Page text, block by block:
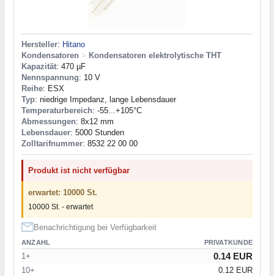
Hersteller: Hitano
Kondensatoren > Kondensatoren elektrolytische THT
Kapazität: 470 µF
Nennspannung: 10 V
Reihe: ESX
Typ: niedrige Impedanz, lange Lebensdauer
Temperaturbereich: -55...+105°C
Abmessungen: 8x12 mm
Lebensdauer: 5000 Stunden
Zolltarifnummer: 8532 22 00 00
Produkt ist nicht verfügbar
erwartet: 10000 St.
10000 St. - erwartet
Benachrichtigung bei Verfügbarkeit
ANZAHL PRIVATKUNDE
1+ 0.14 EUR
10+
0.12 EUR